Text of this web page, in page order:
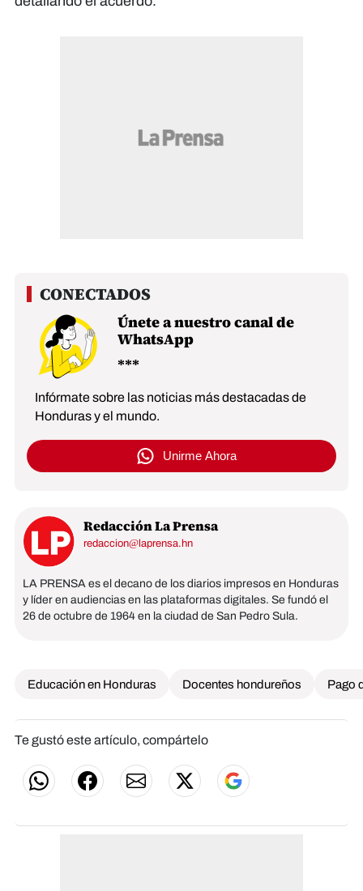
Únete a nuestro canal de
WhatsApp
Infórmate sobre las noticias más destacadas de
Honduras y el mundo.
Unirme Ahora
Redacción La Prensa
redaccion@laprensa.hn
LA PRENSA es el decano de los diarios impresos en Honduras
y líder en audiencias en las plataformas digitales. Se fundó el
26 de octubre de 1964 en la ciudad de San Pedro Sula.
Educación en Honduras Docentes hondureños Pago
Te gustó este artículo, compártelo